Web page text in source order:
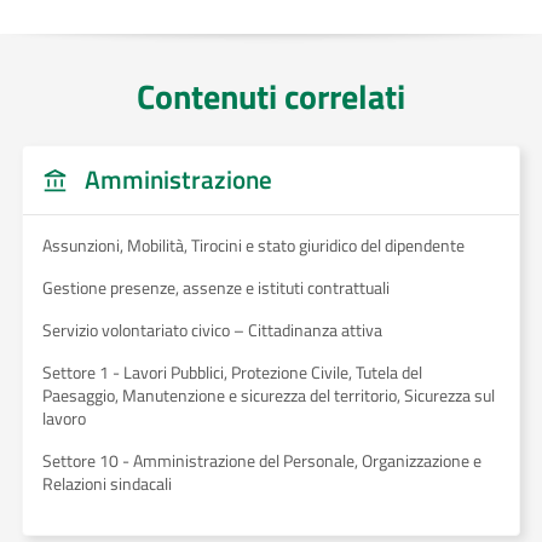
Contenuti correlati
Amministrazione
Assunzioni, Mobilità, Tirocini e stato giuridico del dipendente
Gestione presenze, assenze e istituti contrattuali
Servizio volontariato civico – Cittadinanza attiva
Settore 1 - Lavori Pubblici, Protezione Civile, Tutela del
Paesaggio, Manutenzione e sicurezza del territorio, Sicurezza sul
lavoro
Settore 10 - Amministrazione del Personale, Organizzazione e
Relazioni sindacali